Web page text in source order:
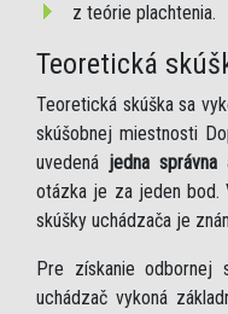
z teórie plachtenia.
Teoretická
Teoretická skúška sa
skúšobnej miestnosti
uvedená jedna
otázka je za jeden bod.
skúšky uchádzača je
Pre získanie odbornej
uchádzač vykoná